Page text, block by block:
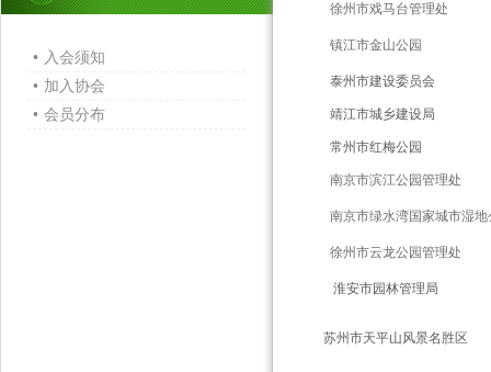
• 入会须知
• 加入协会
• 会员分布
徐州市戏马台管理处
镇江市金山公园
泰州市建设委员会
靖江市城乡建设局
常州市红梅公园
南京市滨江公园管理处
南京市绿水湾国家城市湿地
徐州市云龙公园管理处
淮安市园林管理局
苏州市天平山风景名胜区